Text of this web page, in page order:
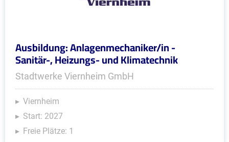
Ausbildung: Anlagenmechaniker/in -
Sanitär-, Heizungs- und Klimatechnik
Stadtwerke Viernheim GmbH
Viernheim
Start: 2027
Freie Plätze: 1